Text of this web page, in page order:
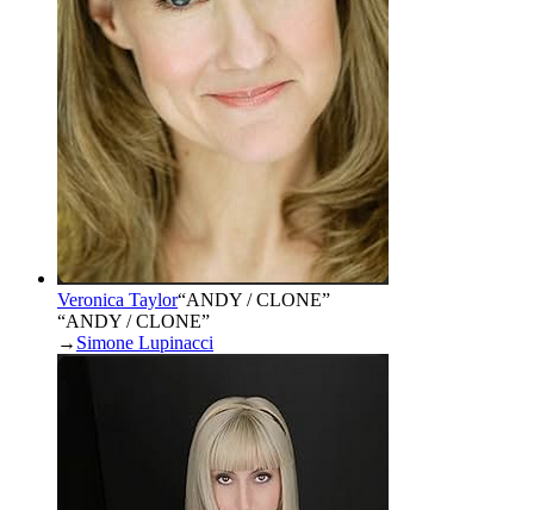
Veronica Taylor“ANDY / CLONE”
“ANDY / CLONE”
→ Simone Lupinacci